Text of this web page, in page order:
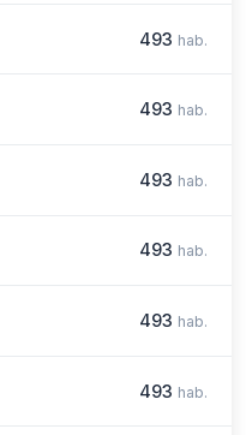
493 hab.
493 hab.
493 hab.
493 hab.
493 hab.
493 hab.